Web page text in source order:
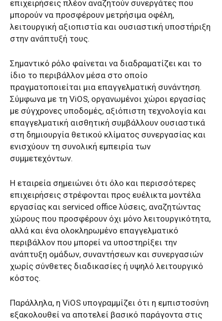
επιχειρήσεις πλέον αναζητούν συνεργάτες που
μπορούν να προσφέρουν μετρήσιμα οφέλη,
λειτουργική αξιοπιστία και ουσιαστική υποστήριξη
στην ανάπτυξή τους.
Σημαντικό ρόλο φαίνεται να διαδραματίζει και το
ίδιο το περιβάλλον μέσα στο οποίο
πραγματοποιείται μια επαγγελματική συνάντηση.
Σύμφωνα με τη ViOS, οργανωμένοι χώροι εργασίας
με σύγχρονες υποδομές, αξιόπιστη τεχνολογία και
επαγγελματική αισθητική συμβάλλουν ουσιαστικά
στη δημιουργία θετικού κλίματος συνεργασίας και
ενισχύουν τη συνολική εμπειρία των
συμμετεχόντων.
Η εταιρεία σημειώνει ότι όλο και περισσότερες
επιχειρήσεις στρέφονται προς ευέλικτα μοντέλα
εργασίας και serviced office λύσεις, αναζητώντας
χώρους που προσφέρουν όχι μόνο λειτουργικότητα,
αλλά και ένα ολοκληρωμένο επαγγελματικό
περιβάλλον που μπορεί να υποστηρίξει την
ανάπτυξη ομάδων, συναντήσεων και συνεργασιών
χωρίς σύνθετες διαδικασίες ή υψηλό λειτουργικό
κόστος.
Παράλληλα, η ViOS υπογραμμίζει ότι η εμπιστοσύνη
εξακολουθεί να αποτελεί βασικό παράγοντα στις